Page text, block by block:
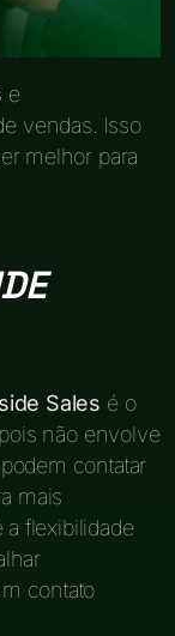
e
vendas. Isso
melhor para
Sales é o
não envolve
contatar
mais
a flexibilidade
contato